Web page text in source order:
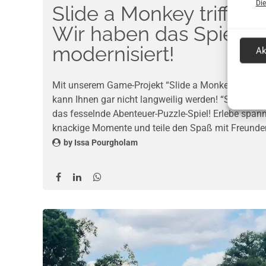
Slide a Monkey trifft
Wir haben das
modernisiert!
Mit unserem Game-Projekt “Slide a Monkey”,
kann Ihnen gar nicht langweilig werden! “Slide a
das fesselnde Abenteuer-Puzzle-Spiel! Erlebe
knackige Momente und teile den Spaß mit
by Issa Pourgholam